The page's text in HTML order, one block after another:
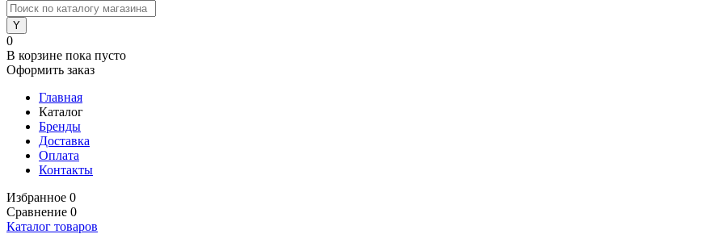
0
В корзине пока пусто
Оформить заказ
Главная
Каталог
Бренды
Доставка
Оплата
Контакты
Избранное 0
Сравнение 0
Каталог товаров